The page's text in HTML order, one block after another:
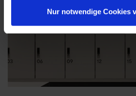
Nur notwendige Cookies